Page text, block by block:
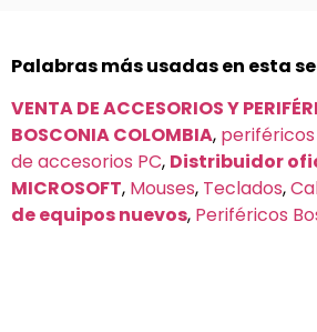
Palabras más usadas en esta
VENTA DE ACCESORIOS Y
BOSCONIA COLOMBIA,
de accesorios PC, Distribuidor
MICROSOFT, Mouses, Teclados,
de equipos nuevos, Periféricos